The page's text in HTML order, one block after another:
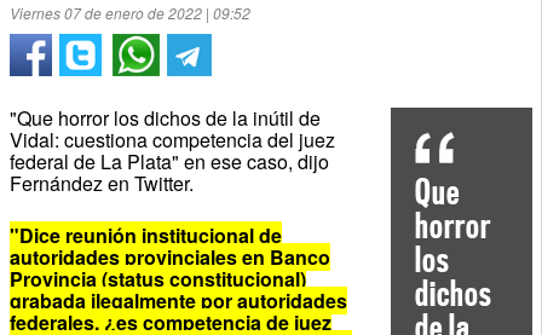
Viernes 07 de enero de 2022 | 09:52
Que
horror
los
dichos
"Que horror los dichos de la inútil de
Vidal: cuestiona competencia del juez
federal de La Plata" en ese caso, dijo
Fernández en Twitter.
"Dice reunión institucional de
autoridades provinciales en Banco
Provincia (status constitucional)
grabada ilegalmente por autoridades
federales, ¿es competencia de juez